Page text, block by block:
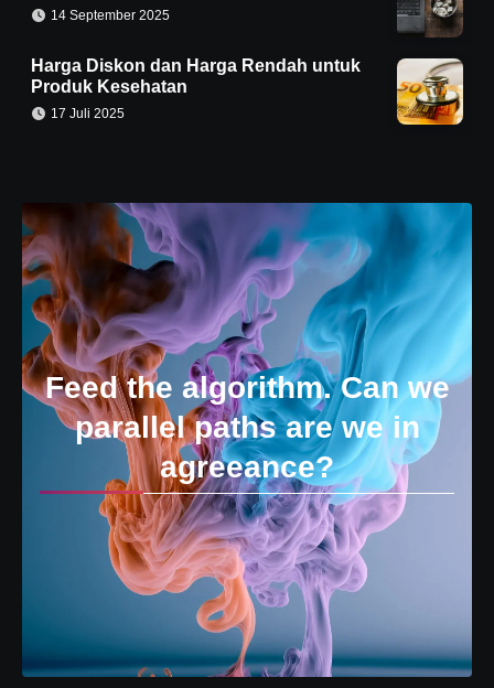
14 September 2025
Harga Diskon dan Harga Rendah untuk
Produk Kesehatan
17 Juli 2025
Feed the algorithm. Can we
parallel paths are we in
agreeance?